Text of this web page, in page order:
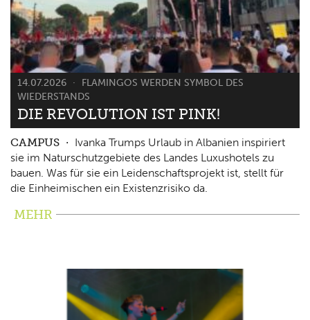
14.07.2026
FLAMINGOS WERDEN SYMBOL DES
WIEDERSTANDS
DIE REVOLUTION IST PINK!
CAMPUS
Ivanka Trumps Urlaub in Albanien inspiriert
sie im Naturschutzgebiete des Landes Luxushotels zu
bauen. Was für sie ein Leidenschaftsprojekt ist, stellt für
die Einheimischen ein Existenzrisiko da.
MEHR